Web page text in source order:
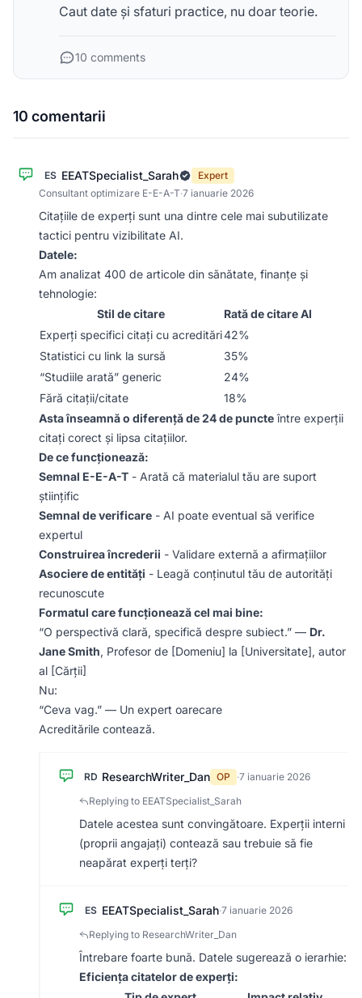
Caut date și sfaturi practice, nu doar teorie.
10 comments
10 comentarii
ES EEATSpecialist_Sarah
Expert
Consultant optimizare E-E-A-T·7 ianuarie 2026
Citațiile de experți sunt una dintre cele mai subutilizate
tactici pentru vizibilitate AI.
Datele:
Am analizat 400 de articole din sănătate, finanțe și
tehnologie:
Stil de citare
Rată de citare AI
Experți specifici citați cu acreditări42%
Statistici cu link la sursă
35%
“Studiile arată” generic
24%
Fără citații/citate
18%
Asta înseamnă o diferență de 24 de puncte între experții
citați corect și lipsa citațiilor.
De ce funcționează:
Semnal E-E-A-T - Arată că materialul tău are suport
științific
Semnal de verificare - AI poate eventual să verifice
expertul
Construirea încrederii - Validare externă a afirmațiilor
Asociere de entități - Leagă conținutul tău de autorități
recunoscute
Formatul care funcționează cel mai bine:
“O perspectivă clară, specifică despre subiect.” — Dr.
Jane Smith, Profesor de [Domeniu] la [Universitate], autor
al [Cărții]
Nu:
“Ceva vag.” — Un expert oarecare
Acreditările contează.
RD ResearchWriter_Dan OP ·7 ianuarie 2026
Replying to EEATSpecialist_Sarah
Datele acestea sunt convingătoare. Experții interni
(proprii angajați) contează sau trebuie să fie
neapărat experți terți?
ES EEATSpecialist_Sarah·7 ianuarie 2026
Replying to ResearchWriter_Dan
Întrebare foarte bună. Datele sugerează o ierarhie:
Eficiența citatelor de experți: